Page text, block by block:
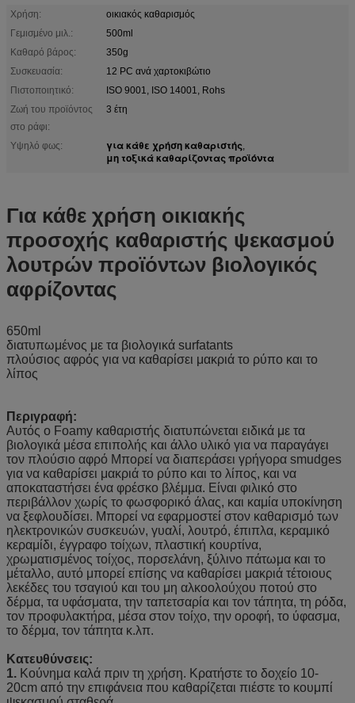
Χρήση:
οικιακός καθαρισμός
Γεμισμένο μιλ.:
500ml
Καθαρό βάρος:
350g
Συσκευασία:
12 PC ανά χαρτοκιβώτιο
Πιστοποιητικό:
ISO 9001, ISO 14001, Rohs
Ζωή του προϊόντος
στο ράφι:
3 έτη
Υψηλό φως: για κάθε χρήση καθαριστής,
μη τοξικά καθαρίζοντας προϊόντα
Για κάθε χρήση οικιακής
προσοχής καθαριστής ψεκασμού
λουτρών προϊόντων βιολογικός
αφρίζοντας
650ml
διατυπωμένος με τα βιολογικά surfatants
πλούσιος αφρός για να καθαρίσει μακριά το ρύπο και το
λίπος
Περιγραφή:
Αυτός ο Foamy καθαριστής διατυπώνεται ειδικά με τα
βιολογικά μέσα επιπολής και άλλο υλικό για να παραγάγει
τον πλούσιο αφρό Μπορεί να διαπεράσει γρήγορα smudges
για να καθαρίσει μακριά το ρύπο και το λίπος, και να
αποκαταστήσει ένα φρέσκο βλέμμα. Είναι φιλικό στο
περιβάλλον χωρίς το φωσφορικό άλας, και καμία υποκίνηση
να ξεφλουδίσει. Μπορεί να εφαρμοστεί στον καθαρισμό των
ηλεκτρονικών συσκευών, γυαλί, λουτρό, έπιπλα, κεραμικό
κεραμίδι, έγγραφο τοίχων, πλαστική κουρτίνα,
χρωματισμένος τοίχος, πορσελάνη, ξύλινο πάτωμα και το
μέταλλο, αυτό μπορεί επίσης να καθαρίσει μακριά τέτοιους
λεκέδες του τσαγιού και του μη αλκοολούχου ποτού στο
δέρμα, τα υφάσματα, την ταπετσαρία και τον τάπητα, τη ρόδα,
τον προφυλακτήρα, μέσα στον τοίχο, την οροφή, το ύφασμα,
το δέρμα, τον τάπητα κ.λπ.
Κατευθύνσεις:
1. Κούνημα καλά πριν τη χρήση. Κρατήστε το δοχείο 10-
20cm από την επιφάνεια που καθαρίζεται πιέστε το κουμπί